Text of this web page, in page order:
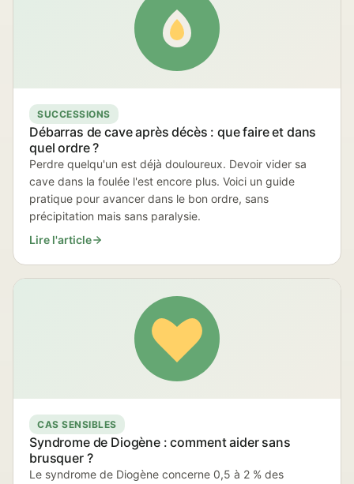
SUCCESSIONS
Débarras de cave après décès : que faire et dans
quel ordre ?
Perdre quelqu'un est déjà douloureux. Devoir vider sa
cave dans la foulée l'est encore plus. Voici un guide
pratique pour avancer dans le bon ordre, sans
précipitation mais sans paralysie.
Lire l'article
CAS SENSIBLES
Syndrome de Diogène : comment aider sans
brusquer ?
Le syndrome de Diogène concerne 0,5 à 2 % des